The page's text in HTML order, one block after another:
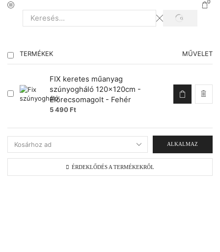
0
TERMÉKEK MŰVELET
FIX keretes műanyag
szúnyogháló 120x120cm -
Előrecsomagolt - Fehér
5 490Ft
ALKALMAZ
ÉRDEKLŐDÉS A TERMÉKEKRŐL